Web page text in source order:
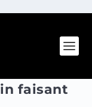
faisant